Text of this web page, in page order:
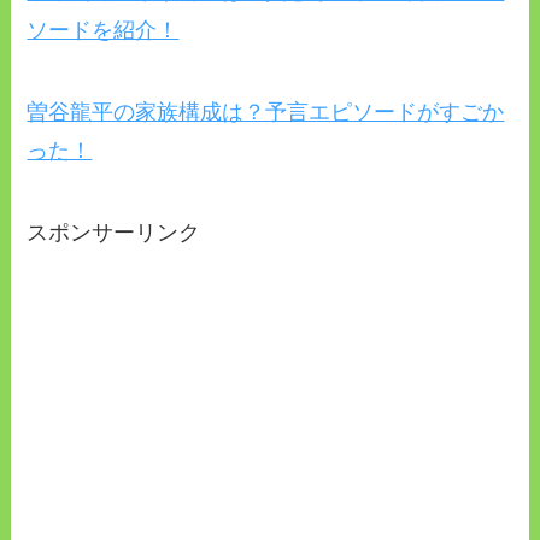
ソードを紹介！
曽谷龍平の家族構成は？予言エピソードがすごか
った！
スポンサーリンク